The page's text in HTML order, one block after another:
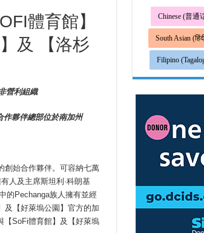
體育館】
及 【洛杉
營利組織
作夥伴總部位於南加州
創始合作夥伴。可容納七萬
人及主席斯坦利·科朗基
的Pechanga族人擁有並經
及【好萊塢公園】官方的加
【SoFi體育館】及【好萊塢
Chinese (普通
South Asian
Filipino